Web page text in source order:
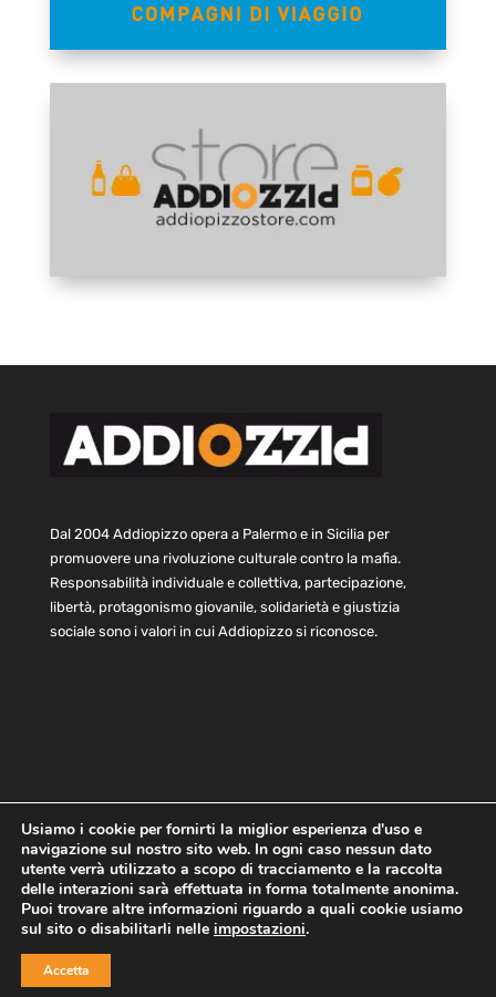
Dal 2004 Addiopizzo opera a Palermo e in Sicilia per
promuovere una rivoluzione culturale contro la mafia.
Responsabilità individuale e collettiva, partecipazione,
libertà, protagonismo giovanile, solidarietà e giustizia
sociale sono i valori in cui Addiopizzo si riconosce.
Home Statuto e bilancio
Contatti
Privacy
Cookie Child Protection Policy
Copyright © 2021 AddioPizzo | Tutti i diritti riservati | Sede
Usiamo i cookie per fornirti la miglior esperienza d'uso e
navigazione sul nostro sito web. In ogni caso nessun dato
utente verrà utilizzato a scopo di tracciamento e la raccolta
delle interazioni sarà effettuata in forma totalmente anonima.
Puoi trovare altre informazioni riguardo a quali cookie usiamo
sul sito o disabilitarli nelle impostazioni.
Accetta